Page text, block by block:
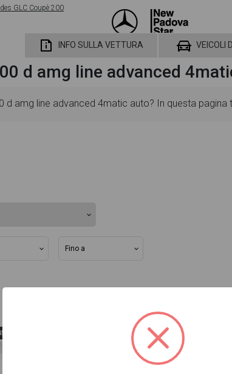
GLC Coupè 200
INFO SULLA VETTURA VEICOLI
d amg line advanced
d amg line advanced 4matic auto? In questa
pagina Mercedes GLC Coupè 200 d amg line
del veicolo.